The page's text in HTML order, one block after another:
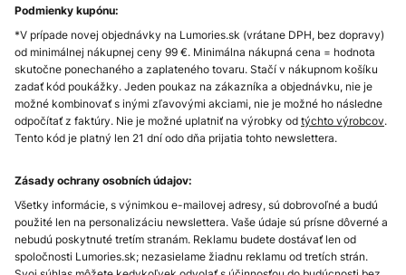
Podmienky kupónu:
*V prípade novej objednávky na Lumories.sk (vrátane DPH, bez dopravy)
od minimálnej nákupnej ceny 99 €. Minimálna nákupná cena = hodnota
skutočne ponechaného a zaplateného tovaru. Stačí v nákupnom košíku
zadať kód poukážky. Jeden poukaz na zákazníka a objednávku, nie je
možné kombinovať s inými zľavovými akciami, nie je možné ho následne
odpočítať z faktúry. Nie je možné uplatniť na výrobky odtýchto výrobcov.
Tento kód je platný len 21 dní odo dňa prijatia tohto newslettera.
Zásady ochrany osobních údajov:
Všetky informácie, s výnimkou e-mailovej adresy, sú dobrovoľné a budú
použité len na personalizáciu newslettera. Vaše údaje sú prísne dôverné a
nebudú poskytnuté tretím stranám. Reklamu budete dostávať len od
spoločnosti Lumories.sk; nezasielame žiadnu reklamu od tretích strán.